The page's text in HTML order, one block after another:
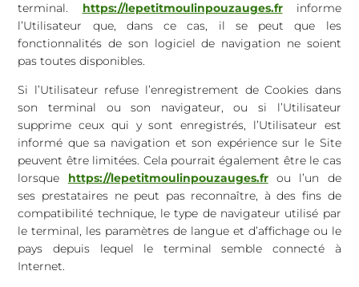
terminal.
https://lepetitmoulinpouzauges.fr
informe
l’Utilisateur que, dans ce cas, il se peut que les
fonctionnalités de son logiciel de navigation ne soient
pas toutes disponibles.
Si l’Utilisateur refuse l’enregistrement de Cookies dans
son terminal ou son navigateur, ou si l’Utilisateur
supprime ceux qui y sont enregistrés, l’Utilisateur est
informé que sa navigation et son expérience sur le Site
peuvent être limitées. Cela pourrait également être le cas
lorsque
https://lepetitmoulinpouzauges.fr ou l’un de
ses prestataires ne peut pas reconnaître, à des fins de
compatibilité technique, le type de navigateur utilisé par
le terminal, les paramètres de langue et d’affichage ou le
pays depuis lequel le terminal semble connecté à
Internet.